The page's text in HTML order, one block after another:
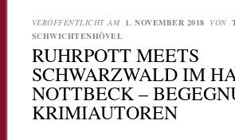
VERÖFFENTLICHT AM 1. NOVEMBER 2018 VON
SCHWICHTENHÖVEL
RUHRPOTT MEETS
SCHWARZWALD IM
NOTTBECK –
KRIMIAUTOREN